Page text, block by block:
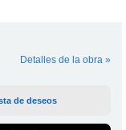
Detalles de la obra »
de deseos